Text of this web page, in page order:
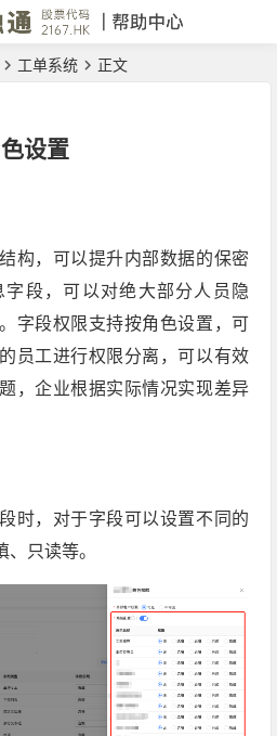
工单系统 正文
设置
构，可以提升内部数据的保密
段，可以对绝大部分人员隐
字段权限支持按角色设置，可
员工进行权限分离，可以有效
，企业根据实际情况实现差异
时，对于字段可以设置不同的
只读等。